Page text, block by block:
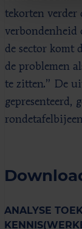
tekorten verder
verbondenheid
de sector komt
de problemen
te zitten.” De
gepresenteerd,
ANALYSE